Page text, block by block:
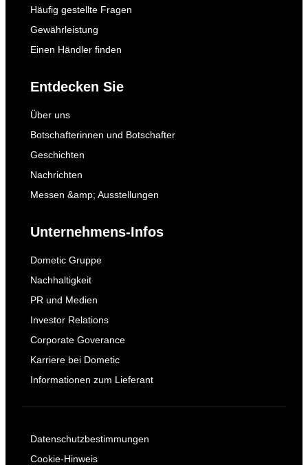
Häufig gestellte Fragen
Gewährleistung
Einen Händler finden
Entdecken Sie
Über uns
Botschafterinnen und Botschafter
Geschichten
Nachrichten
Messen &amp; Ausstellungen
Unternehmens-Infos
Dometic Gruppe
Nachhaltigkeit
PR und Medien
Investor Relations
Corporate Goverance
Karriere bei Dometic
Informationen zum Lieferant
Datenschutzbestimmungen
Cookie-Hinweis